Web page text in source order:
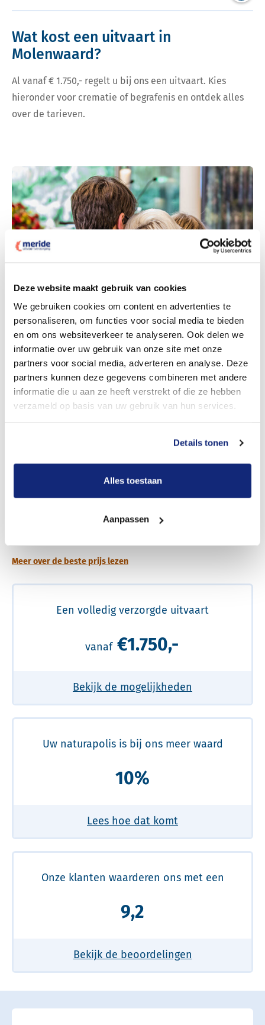
Deze website maakt gebruik van cookies
We gebruiken cookies om content en advertenties te
personaliseren, om functies voor social media te bieden
en om ons websiteverkeer te analyseren. Ook delen we
informatie over uw gebruik van onze site met onze
partners voor social media, adverteren en analyse. Deze
partners kunnen deze gegevens combineren met andere
informatie die u aan ze heeft verstrekt of die ze hebben
verzameld op basis van uw gebruik van hun services.
Details tonen
Alles toestaan
Aanpassen
Wat kost een uitvaart in
Molenwaard?
Al vanaf € 1.750,- regelt u bij ons een uitvaart. Kies
hieronder voor crematie of begrafenis en ontdek alles
over de tarieven.
Dit kost een crematie
Bekijk tarieven voor crematie
Een betere uitvaart ervaring voor een betere
Meer over de beste prijs lezen
Een volledig verzorgde uitvaart
vanaf €1.750,-
Bekijk de mogelijkheden
Uw naturapolis is bij ons meer waard
10%
Lees hoe dat komt
Onze klanten waarderen ons met een
9,2
Bekijk de beoordelingen